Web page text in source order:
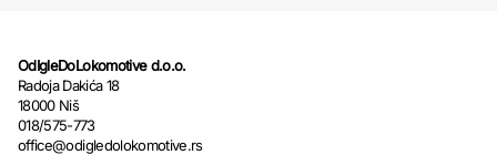
OdIgleDoLokomotive d.o.o.
Radoja Dakića 18
18000 Niš
018/575-773
office@odigledolokomotive.rs